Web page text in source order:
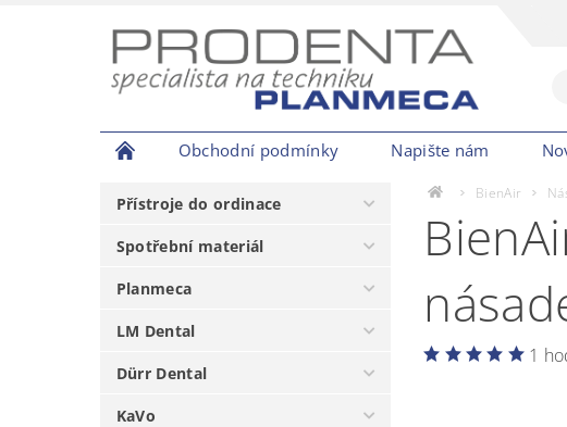
Obchodní podmínky Napište nám
Přístroje do ordinace
Spotřební materiál
Planmeca
LM Dental
Dürr Dental
KaVo
BienAir
1